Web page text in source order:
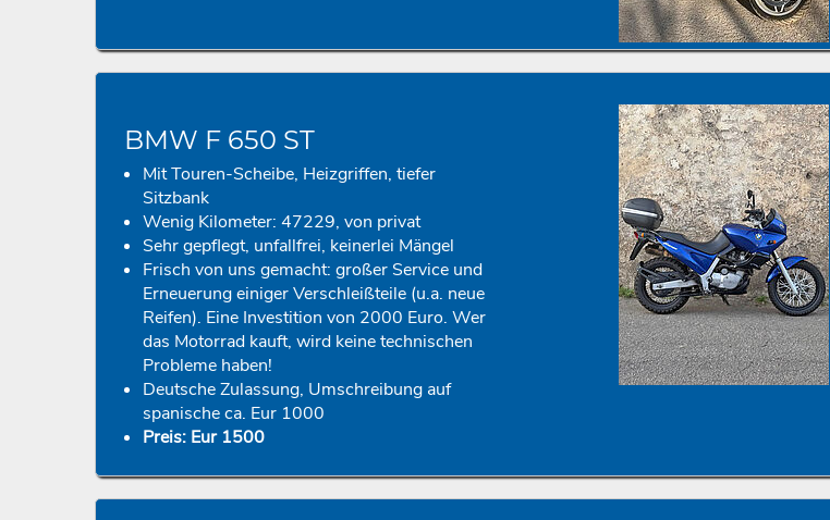
BMW F 650 ST
Mit Touren-Scheibe, Heizgriffen, tiefer
Sitzbank
Wenig Kilometer: 47229, von privat
Sehr gepflegt, unfallfrei, keinerlei Mängel
Frisch von uns gemacht: großer Service und
Erneuerung einiger Verschleißteile (u.a. neue
Reifen). Eine Investition von 2000 Euro. Wer
das Motorrad kauft, wird keine technischen
Probleme haben!
Deutsche Zulassung, Umschreibung auf
spanische ca. Eur 1000
Preis: Eur 1500